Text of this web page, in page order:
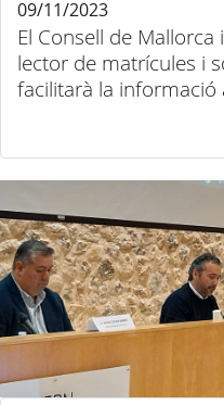
El Consell de
lector de matrícules i
facilitarà la informació
09/11/2023